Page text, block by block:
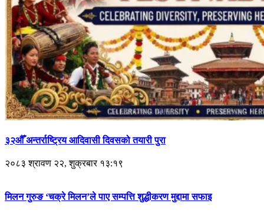
३२औँ अन्तर्राष्ट्रिय आदिवासी दिवसको तयारी पुरा
२०८३ श्रावण २२, शुक्रबार १३:१९
मिलन गुरुङ ‘चक्रे मिलन’ले पाए सम्पत्ति शुद्धीकरण मुद्दामा सफाइ